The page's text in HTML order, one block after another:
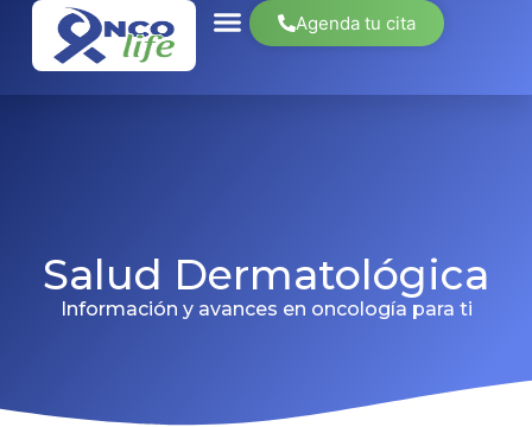
Agenda tu cita
Salud Dermatológica
Información y avances en oncología para ti